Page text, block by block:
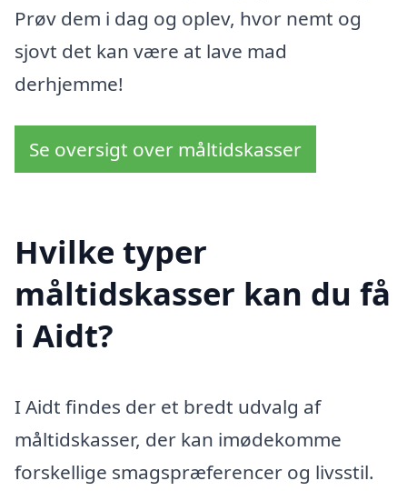
Prøv dem i dag og oplev, hvor nemt og
sjovt det kan være at lave mad
derhjemme!
Se oversigt over måltidskasser
Hvilke typer
måltidskasser kan du få
i Aidt?
I Aidt findes der et bredt udvalg af
måltidskasser, der kan imødekomme
forskellige smagspræferencer og livsstil.